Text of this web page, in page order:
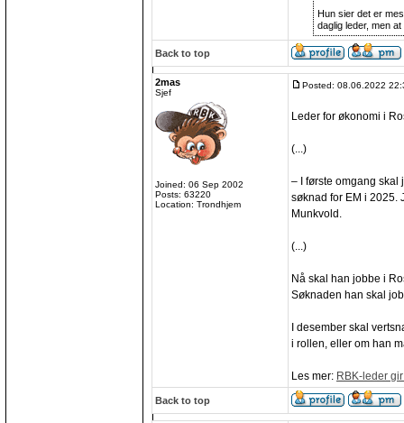
Hun sier det er
daglig leder, men
Back to top
2mas
Sjef
Joined: 06 Sep 2002
Posts: 63220
Location: Trondhjem
Posted: 08.06.2022
Leder for økonomi i
(...)
– I første omgang skal
søknad for EM i 2025.
Munkvold.
(...)
Nå skal han jobbe i
Søknaden han skal
I desember skal
i rollen, eller om han
Les mer: RBK-leder
Back to top